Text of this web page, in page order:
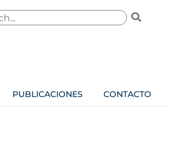
PUBLICACIONES CONTACTO